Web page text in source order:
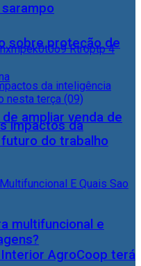
ampliar venda de
AgroCoop terá
sobre proteção de
impactos da
do trabalho
multifuncional e